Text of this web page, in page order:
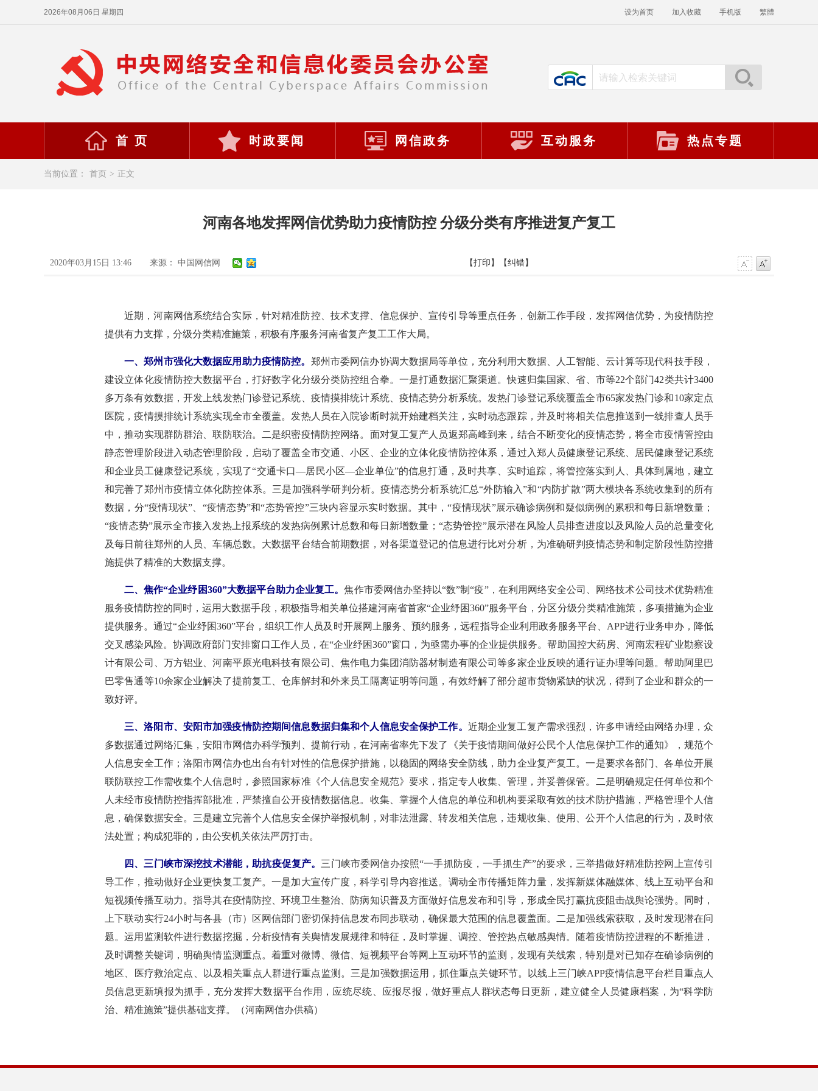
2026年08月06日 星期四 设为首页 加入收藏 手机版 繁體
首 页 时政要闻 网信政务 互动服务 热点专题
当前位置： 首页 > 正文
河南各地发挥网信优势助力疫情防控 分级分类有序推进复产复工
2020年03月15日 13:46 来源： 中国网信网 【打印】 【纠错】
近期，河南网信系统结合实际，针对精准防控、技术支撑、信息保护、宣传引导等重点任务，创新工作手段，发挥网信优势，为疫情防控
提供有力支撑，分级分类精准施策，积极有序服务河南省复产复工工作大局。
一、郑州市强化大数据应用助力疫情防控。 郑州市委网信办协调大数据局等单位，充分利用大数据、人工智能、云计算等现代科技手段，
建设立体化疫情防控大数据平台，打好数字化分级分类防控组合拳。一是打通数据汇聚渠道。快速归集国家、省、市等22个部门42类共计3400
多万条有效数据，开发上线发热门诊登记系统、疫情摸排统计系统、疫情态势分析系统。发热门诊登记系统覆盖全市65家发热门诊和10家定点
医院，疫情摸排统计系统实现全市全覆盖。发热人员在入院诊断时就开始建档关注，实时动态跟踪，并及时将相关信息推送到一线排查人员手
中，推动实现群防群治、联防联治。二是织密疫情防控网络。面对复工复产人员返郑高峰到来，结合不断变化的疫情态势，将全市疫情管控由
静态管理阶段进入动态管理阶段，启动了覆盖全市交通、小区、企业的立体化疫情防控体系，通过入郑人员健康登记系统、居民健康登记系统
和企业员工健康登记系统，实现了“交通卡口—居民小区—企业单位”的信息打通，及时共享、实时追踪，将管控落实到人、具体到属地，建立
和完善了郑州市疫情立体化防控体系。三是加强科学研判分析。疫情态势分析系统汇总“外防输入”和“内防扩散”两大模块各系统收集到的所有
数据，分“疫情现状”、“疫情态势”和“态势管控”三块内容显示实时数据。其中，“疫情现状”展示确诊病例和疑似病例的累积和每日新增数量；
“疫情态势”展示全市接入发热上报系统的发热病例累计总数和每日新增数量；“态势管控”展示潜在风险人员排查进度以及风险人员的总量变化
及每日前往郑州的人员、车辆总数。大数据平台结合前期数据，对各渠道登记的信息进行比对分析，为准确研判疫情态势和制定阶段性防控措
施提供了精准的大数据支撑。
二、焦作“企业纾困360”大数据平台助力企业复工。焦作市委网信办坚持以“数”制“疫”，在利用网络安全公司、网络技术公司技术优势精准
服务疫情防控的同时，运用大数据手段，积极指导相关单位搭建河南省首家“企业纾困360”服务平台，分区分级分类精准施策，多项措施为企业
提供服务。通过“企业纾困360”平台，组织工作人员及时开展网上服务、预约服务，远程指导企业利用政务服务平台、APP进行业务申办，降低
交叉感染风险。协调政府部门安排窗口工作人员，在“企业纾困360”窗口，为亟需办事的企业提供服务。帮助国控大药房、河南宏程矿业勘察设
计有限公司、万方铝业、河南平原光电科技有限公司、焦作电力集团消防器材制造有限公司等多家企业反映的通行证办理等问题。帮助阿里巴
巴零售通等10余家企业解决了提前复工、仓库解封和外来员工隔离证明等问题，有效纾解了部分超市货物紧缺的状况，得到了企业和群众的一
致好评。
三、洛阳市、安阳市加强疫情防控期间信息数据归集和个人信息安全保护工作。 近期企业复工复产需求强烈，许多申请经由网络办理，众
多数据通过网络汇集，安阳市网信办科学预判、提前行动，在河南省率先下发了《关于疫情期间做好公民个人信息保护工作的通知》，规范个
人信息安全工作；洛阳市网信办也出台有针对性的信息保护措施，以稳固的网络安全防线，助力企业复产复工。一是要求各部门、各单位开展
联防联控工作需收集个人信息时，参照国家标准《个人信息安全规范》要求，指定专人收集、管理，并妥善保管。二是明确规定任何单位和个
人未经市疫情防控指挥部批准，严禁擅自公开疫情数据信息。收集、掌握个人信息的单位和机构要采取有效的技术防护措施，严格管理个人信
息，确保数据安全。三是建立完善个人信息安全保护举报机制，对非法泄露、转发相关信息，违规收集、使用、公开个人信息的行为，及时依
法处置；构成犯罪的，由公安机关依法严厉打击。
四、三门峡市深挖技术潜能，助抗疫促复产。 三门峡市委网信办按照“一手抓防疫，一手抓生产”的要求，三举措做好精准防控网上宣传引
导工作，推动做好企业更快复工复产。一是加大宣传广度，科学引导内容推送。调动全市传播矩阵力量，发挥新媒体融媒体、线上互动平台和
短视频传播互动力。指导其在疫情防控、环境卫生整治、防病知识普及方面做好信息发布和引导，形成全民打赢抗疫阻击战舆论强势。同时，
上下联动实行24小时与各县（市）区网信部门密切保持信息发布同步联动，确保最大范围的信息覆盖面。二是加强线索获取，及时发现潜在问
题。运用监测软件进行数据挖掘，分析疫情有关舆情发展规律和特征，及时掌握、调控、管控热点敏感舆情。随着疫情防控进程的不断推进，
及时调整关键词，明确舆情监测重点。着重对微博、微信、短视频平台等网上互动环节的监测，发现有关线索，特别是对已知存在确诊病例的
地区、医疗救治定点、以及相关重点人群进行重点监测。三是加强数据运用，抓住重点关键环节。以线上三门峡APP疫情信息平台栏目重点人
员信息更新填报为抓手，充分发挥大数据平台作用，应统尽统、应报尽报，做好重点人群状态每日更新，建立健全人员健康档案，为“科学防
治、精准施策”提供基础支撑。（河南网信办供稿）